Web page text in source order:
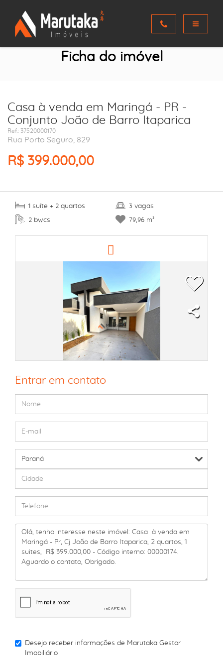
Ficha do imóvel
Casa à venda em Maringá - PR -
Conjunto João de Barro Itaparica
Ref.: 37520000170
Rua Porto Seguro, 829
R$ 399.000,00
1 suíte + 2 quartos
2 bwcs
3 vagas
79,96 m²
Entrar em contato
Desejo receber informações de Marutaka Gestor
Imobiliário